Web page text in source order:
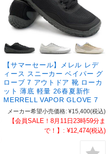
【サマーセール】メレル レデ
ィース スニーカー ベイパー グ
ローブ 7 アウトドア 靴 ローカ
ット 薄底 軽量 26春夏新作
MERRELL VAPOR GLOVE 7
メーカー希望小売価格: ¥15,400(税込)
【会員SALE！8月11日23時59分ま
で！】: ¥12,474(税込)